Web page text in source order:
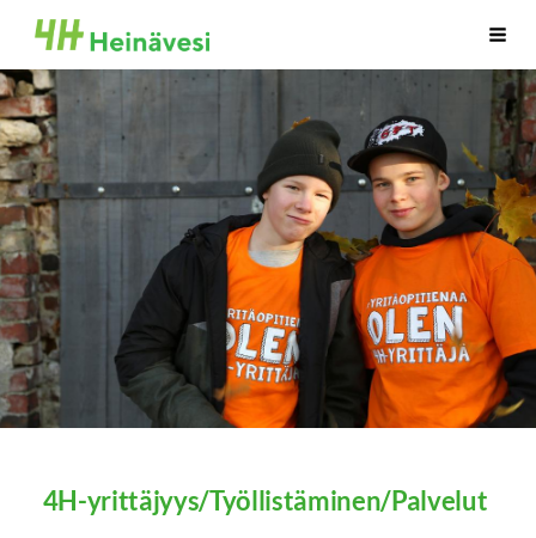
Siirry
sivun
sisältöön
Sivuston etusivulle
4H-yrittäjyys/Työllistäminen/Palvelut